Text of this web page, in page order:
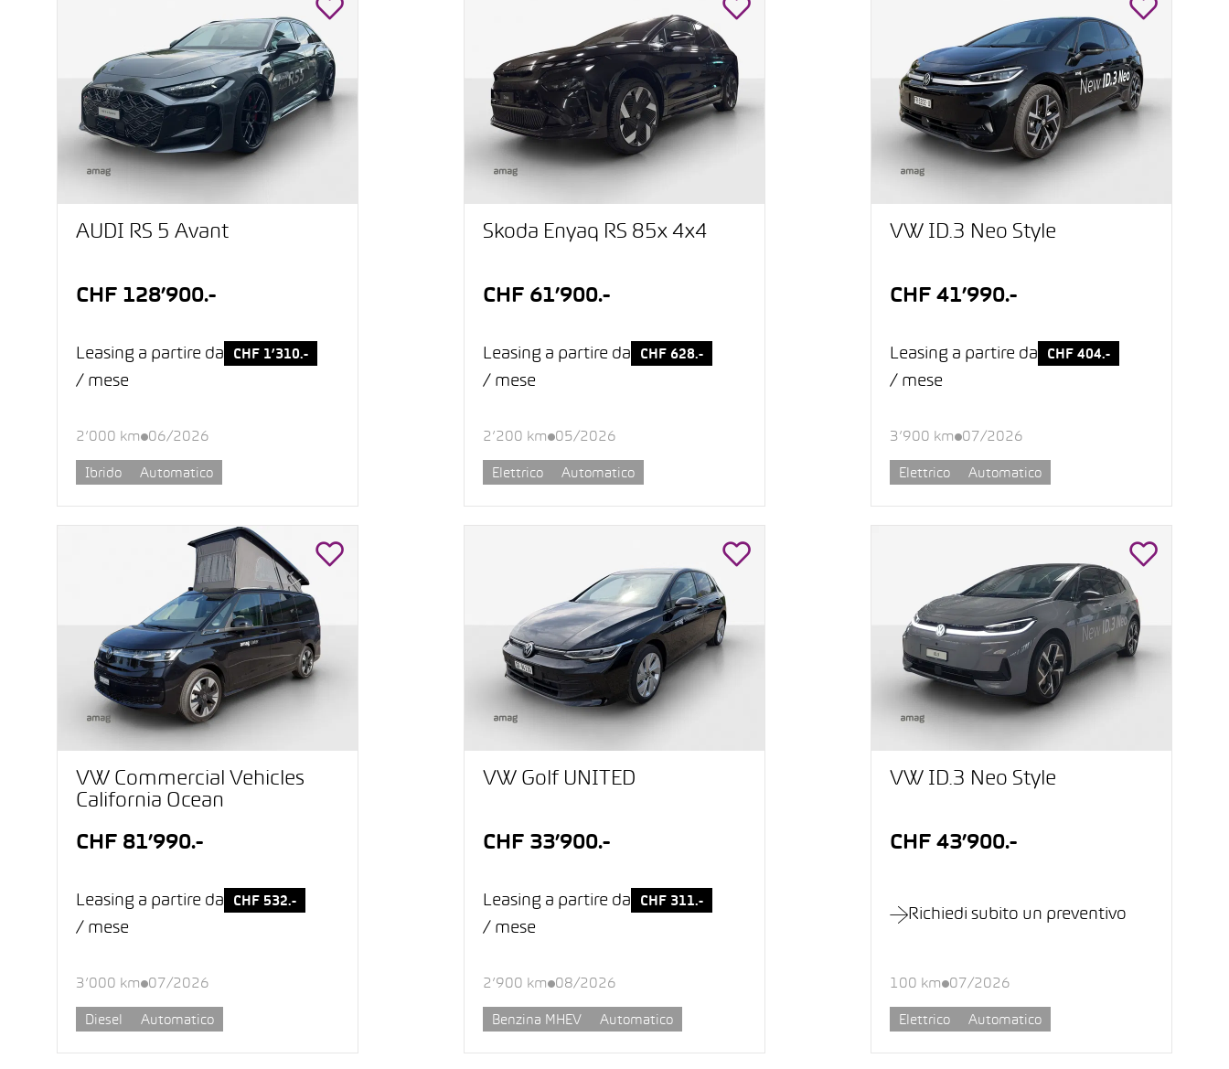
AUDI RS 5 Avant
CHF 128’900.-
Leasing a partire da CHF 1’310.-
/ mese
2’000 km 06/2026
Ibrido Automatico
Škoda Enyaq RS 85x 4x4
CHF 61’900.-
Leasing a partire da CHF 628.-
/ mese
2’200 km 05/2026
Elettrico Automatico
VW ID.3 Neo Style
CHF 41’990.-
Leasing a partire da CHF 404.-
/ mese
3’900 km 07/2026
Elettrico Automatico
VW Commercial Vehicles
California Ocean
CHF 81’990.-
Leasing a partire da CHF 532.-
/ mese
3’000 km 07/2026
Diesel Automatico
VW Golf UNITED
CHF 33’900.-
Leasing a partire da CHF 311.-
/ mese
2’900 km 08/2026
Benzina MHEV Automatico
VW ID.3 Neo Style
CHF 43’900.-
Richiedi subito un preventivo
100 km 07/2026
Elettrico Automatico